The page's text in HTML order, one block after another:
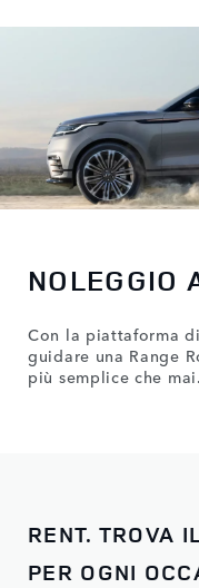
NOLEGGIO
Con la piattaforma
guidare una Range
più semplice che mai.
RENT. TROVA
PER OGNI